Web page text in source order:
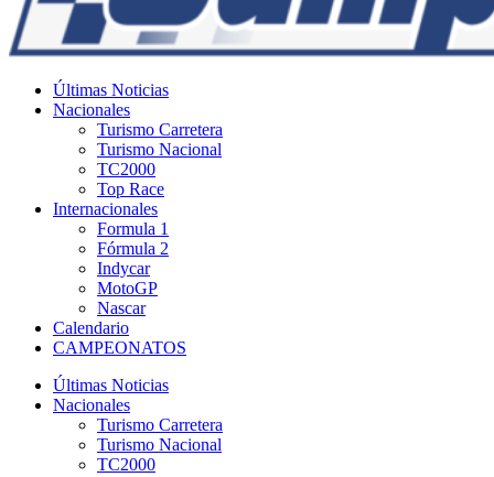
Últimas Noticias
Nacionales
Turismo Carretera
Turismo Nacional
TC2000
Top Race
Internacionales
Formula 1
Fórmula 2
Indycar
MotoGP
Nascar
Calendario
CAMPEONATOS
Últimas Noticias
Nacionales
Turismo Carretera
Turismo Nacional
TC2000